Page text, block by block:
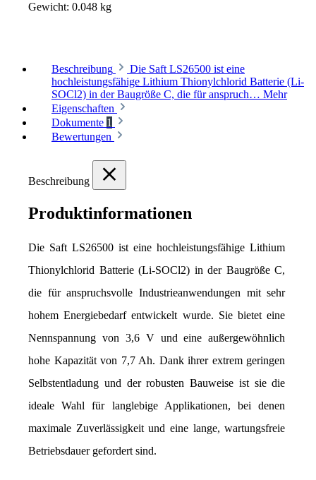
Gewicht: 0.048 kg
Beschreibung
Die Saft LS26500 ist eine
hochleistungsfähige Lithium Thionylchlorid Batterie (Li-
SOCl2) in der Baugröße C, die für anspruch… Mehr
Eigenschaften
Dokumente 1
Bewertungen
Beschreibung
Produktinformationen
Die Saft LS26500 ist eine hochleistungsfähige Lithium
Thionylchlorid Batterie (Li-SOCl2) in der Baugröße C,
die für anspruchsvolle Industrieanwendungen mit sehr
hohem Energiebedarf entwickelt wurde. Sie bietet eine
Nennspannung von 3,6 V und eine außergewöhnlich
hohe Kapazität von 7,7 Ah. Dank ihrer extrem geringen
Selbstentladung und der robusten Bauweise ist sie die
ideale Wahl für langlebige Applikationen, bei denen
maximale Zuverlässigkeit und eine lange, wartungsfreie
Betriebsdauer gefordert sind.